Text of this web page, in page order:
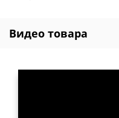
сохранять и
Видео товара